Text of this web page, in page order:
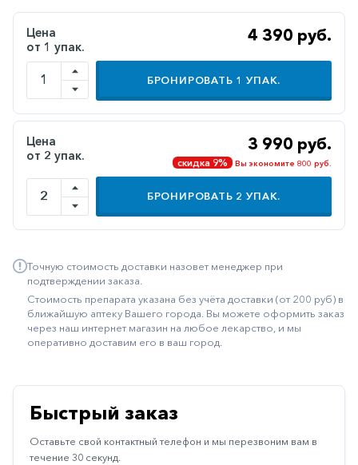
Желудочно-
кишечные
Иммунодепрессанты
Иммуностимуляторы
Метаболизм
Минеральный
обмен
Наружные
Неврологические
Остеопороз
Офтальмология
Противовирусные
Противовоспалительные
Цена
от 1 упак.
4 390 руб.
БРОНИРОВАТЬ 1 УПАК.
Цена
от 2 упак.
3 990 руб.
скидка 9% Вы экономите 800 руб.
БРОНИРОВАТЬ 2 УПАК.
Точную стоимость доставки назовет менеджер при
подтверждении заказа.
Стоимость препарата указана без учёта доставки (от 200 руб) в
ближайшую аптеку Вашего города. Вы можете оформить заказ
через наш интернет магазин на любое лекарство, и мы
оперативно доставим его в ваш город.
Быстрый заказ
Оставьте свой контактный телефон и мы перезвоним вам в
течение 30 секунд.